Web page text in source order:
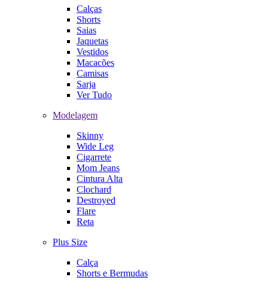
Calças
Shorts
Saias
Jaquetas
Vestidos
Macacões
Camisas
Sarja
Ver Tudo
Modelagem
Skinny
Wide Leg
Cigarrete
Mom Jeans
Cintura Alta
Clochard
Destroyed
Flare
Reta
Plus Size
Calça
Shorts e Bermudas